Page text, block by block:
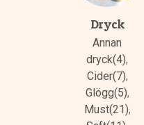
Dryck
Annan
dryck(4),
Cider(7),
Glögg(5),
Must(21),